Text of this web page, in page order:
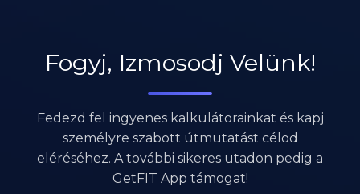
Fogyj, Izmosodj Velünk!
Fedezd fel ingyenes kalkulátorainkat és kapj
személyre szabott útmutatást célod
eléréséhez. A további sikeres utadon pedig a
GetFIT App támogat!